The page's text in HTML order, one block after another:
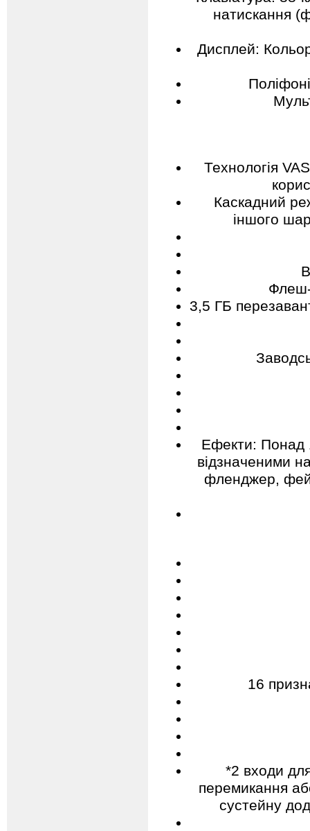
натискання
Дисплей:
Технологія
Каскадний
іншого
Флеш-
3,5 ГБ
Ефекти: Понад
відзначеними
фленджер,
16
*2 входи
перемикання
сустейну